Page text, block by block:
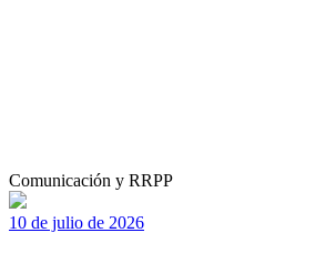
Comunicación y RRPP
10 de julio de 2026